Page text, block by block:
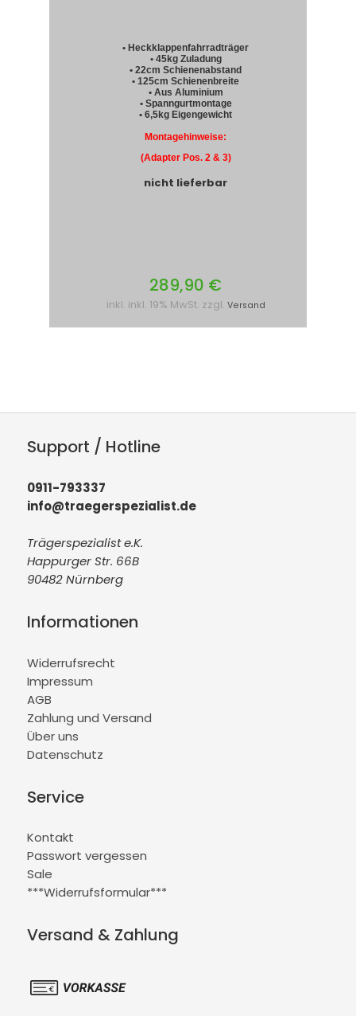
• Heckklappenfahrradträger
• 45kg Zuladung
• 22cm Schienenabstand
• 125cm Schienenbreite
• Aus Aluminium
• Spanngurtmontage
• 6,5kg Eigengewicht
Montagehinweise:
(Adapter Pos. 2 & 3)
nicht lieferbar
289,90 €
inkl. inkl. 19% MwSt. zzgl. Versand
Support / Hotline
0911-793337
info@traegerspezialist.de
Trägerspezialist e.K.
Happurger Str. 66B
90482 Nürnberg
Informationen
Widerrufsrecht
Impressum
AGB
Zahlung und Versand
Über uns
Datenschutz
Service
Kontakt
Passwort vergessen
Sale
***Widerrufsformular***
Versand & Zahlung